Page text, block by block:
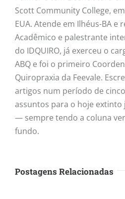
Scott Community College,
EUA. Atende em Ilhéus-BA e
Acadêmico e palestrante
do IDQUIRO, já exerceu o
ABQ e foi o primeiro
Quiropraxia da Feevale.
artigos num período de
assuntos para o hoje
— sempre tendo a coluna
fundo.
Postagens Relacionadas